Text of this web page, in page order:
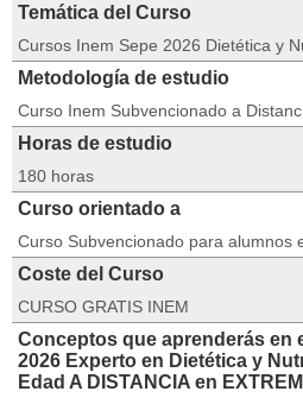
Temática del Curso
Cursos Inem Sepe 2026 Dietética y
Metodología de estudio
Curso Inem Subvencionado a
Horas de estudio
180 horas
Curso orientado a
Curso Subvencionado para alumnos
Coste del Curso
CURSO GRATIS INEM
Conceptos que aprenderás en
2026 Experto en Dietética y
Edad A DISTANCIA en